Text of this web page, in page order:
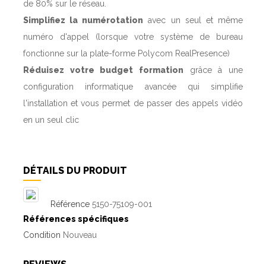
de 80% sur le réseau.
Simplifiez la numérotation avec un seul et même
numéro d'appel (lorsque votre système de bureau
fonctionne sur la plate-forme Polycom RealPresence)
Réduisez votre budget formation grâce à une
configuration informatique avancée qui simplifie
l'installation et vous permet de passer des appels vidéo
en un seul clic
DÉTAILS DU PRODUIT
Référence 5150-75109-001
Références spécifiques
Condition Nouveau